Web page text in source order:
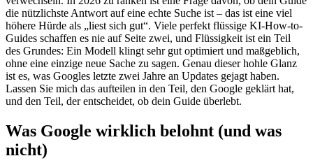
die nützlichste Antwort auf eine echte Suche ist – das ist eine viel
höhere Hürde als „liest sich gut“. Viele perfekt flüssige KI-How-to-
Guides schaffen es nie auf Seite zwei, und Flüssigkeit ist ein Teil
des Grundes: Ein Modell klingt sehr gut optimiert und maßgeblich,
ohne eine einzige neue Sache zu sagen. Genau dieser hohle Glanz
ist es, was Googles letzte zwei Jahre an Updates gejagt haben.
Lassen Sie mich das aufteilen in den Teil, den Google geklärt hat,
und den Teil, der entscheidet, ob dein Guide überlebt.
Was Google wirklich belohnt (und was
nicht)